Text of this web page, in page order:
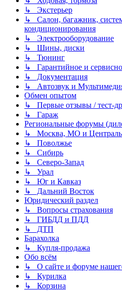
↳ Экстерьер
↳ Салон, багажник,
кондиционирования
↳ Электрооборудование
↳ Шины, диски
↳ Тюнинг
↳ Гарантийное и
↳ Документация
↳ Автозвук и
Обмен опытом
↳ Первые отзывы / тест-
↳ Гараж
Региональные форумы
↳ Москва, МО и
↳ Поволжье
↳ Сибирь
↳ Северо-Запад
↳ Урал
↳ Юг и Кавказ
↳ Дальний Восток
Юридический раздел
↳ Вопросы страхования
↳ ГИБДД и ПДД
↳ ДТП
Барахолка
↳ Купля-продажа
Обо всём
↳ О сайте и форуме
↳ Курилка
↳ Корзина